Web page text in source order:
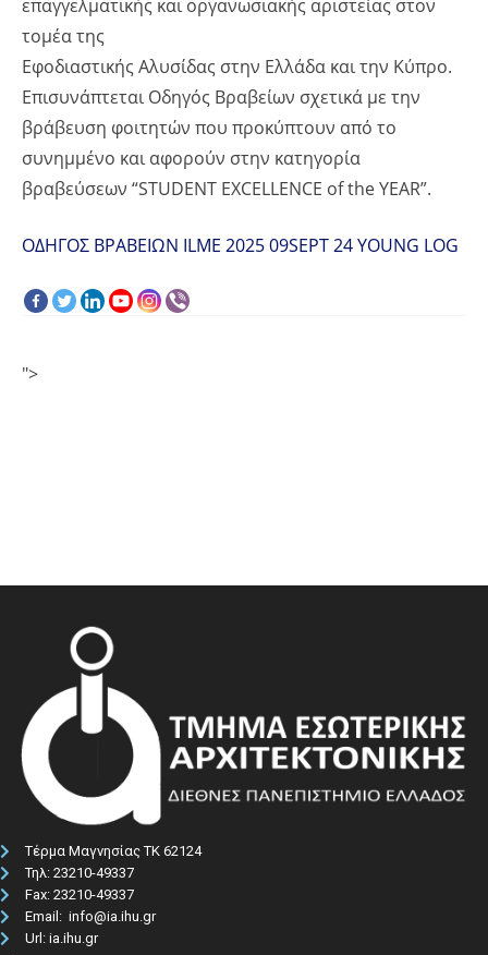
επαγγελματικής και οργανωσιακής αριστείας στον
τομέα της
Εφοδιαστικής Αλυσίδας στην Ελλάδα και την Κύπρο.
Επισυνάπτεται Οδηγός Βραβείων σχετικά με την
βράβευση φοιτητών που προκύπτουν από το
συνημμένο και αφορούν στην κατηγορία
βραβεύσεων “STUDENT EXCELLENCE of the YEAR”.
ΟΔΗΓΟΣ ΒΡΑΒΕΙΩΝ ILME 2025 09SEPT 24 YOUNG LOG
">
Τέρμα Μαγνησίας ΤΚ 62124
Τηλ: 23210-49337​
Fax: 23210-49337
Email: info@ia.ihu.gr
Url: ia.ihu.gr